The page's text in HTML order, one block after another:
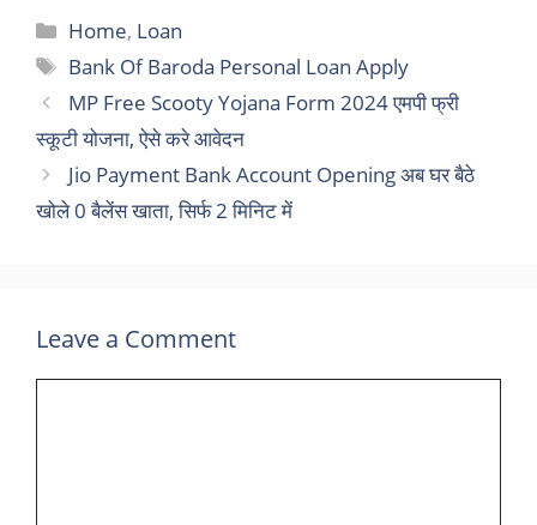
Categories
Home, Loan
Tags
Bank Of Baroda Personal Loan Apply
MP Free Scooty Yojana Form 2024 एमपी फ्री
स्कूटी योजना, ऐसे करे आवेदन
Jio Payment Bank Account Opening अब घर बैठे
खोले 0 बैलेंस खाता, सिर्फ 2 मिनिट में
Leave a Comment